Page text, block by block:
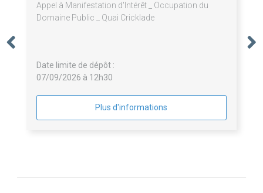
Appel à Manifestation d'Intérêt _ Occupation du
Domaine Public _ Quai Cricklade
Date limite de dépôt :
07/09/2026 à 12h30
Plus d'informations